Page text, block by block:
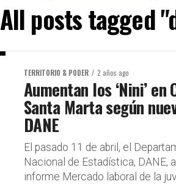
All posts tagged
TERRITORIO & PODER 2 años ago
Aumentan los ‘Nini’ en
Santa Marta según
DANE
El pasado 11 de abril, el
Nacional de Estadística, DANE,
informe Mercado laboral de la